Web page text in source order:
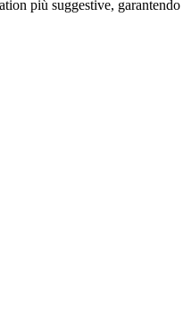
più suggestive,